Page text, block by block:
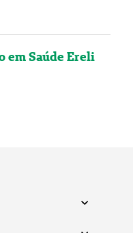
em Saúde Ereli